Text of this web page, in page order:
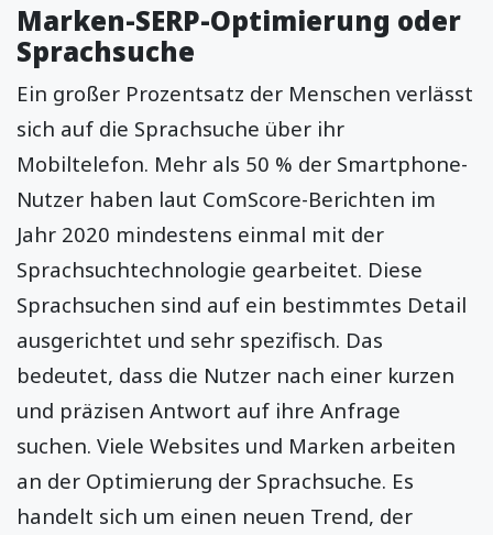
Marken-SERP-Optimierung oder
Sprachsuche
Ein großer Prozentsatz der Menschen verlässt
sich auf die Sprachsuche über ihr
Mobiltelefon. Mehr als 50 % der Smartphone-
Nutzer haben laut ComScore-Berichten im
Jahr 2020 mindestens einmal mit der
Sprachsuchtechnologie gearbeitet. Diese
Sprachsuchen sind auf ein bestimmtes Detail
ausgerichtet und sehr spezifisch. Das
bedeutet, dass die Nutzer nach einer kurzen
und präzisen Antwort auf ihre Anfrage
suchen. Viele Websites und Marken arbeiten
an der Optimierung der Sprachsuche. Es
handelt sich um einen neuen Trend, der